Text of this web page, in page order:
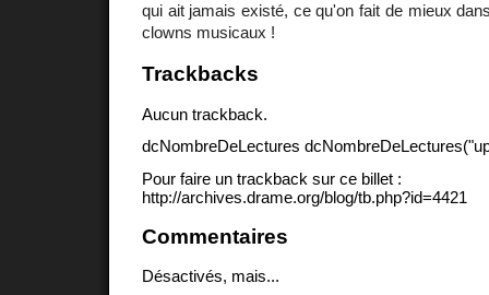
qui ait jamais existé, ce qu'on fait de mieux
clowns musicaux !
Trackbacks
Aucun trackback.
dcNombreDeLectures
Pour faire un trackback sur ce billet :
http://archives.drame.org/blog/tb.php?id=4421
Commentaires
Désactivés, mais...